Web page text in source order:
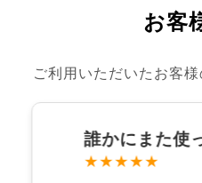
お客
ご利用いただいたお客
誰かにまた使
★★★★★